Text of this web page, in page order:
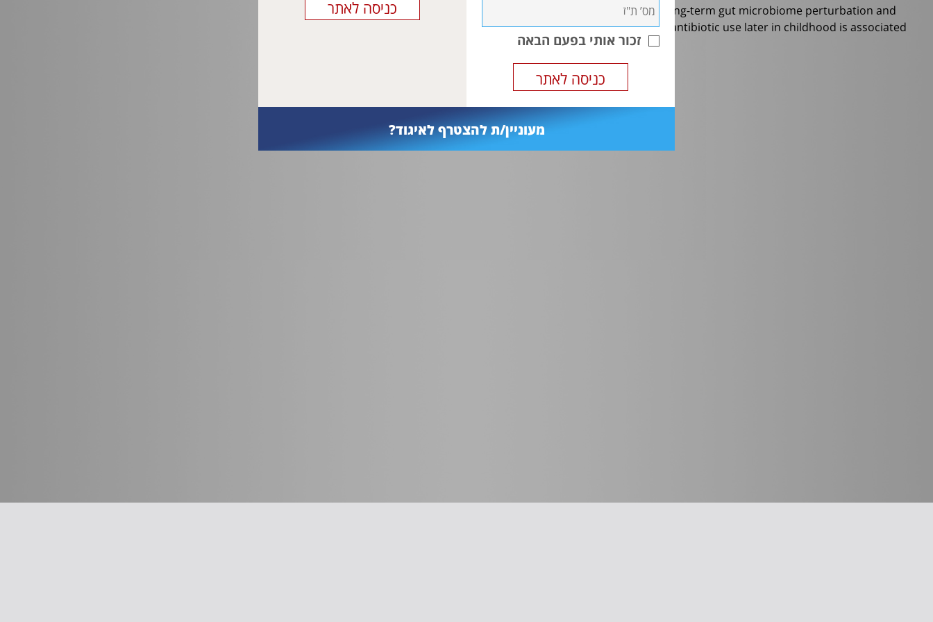
Thus, we conclude that neonatal antibiotic exposure is associated with a long-term gut microbiome perturbation and
may result in reduced growth in boys during the first six years of life while antibiotic use later in childhood is associated
זכור אותי בפעם הבאה
מעוניין/ת להצטרף לאיגוד?